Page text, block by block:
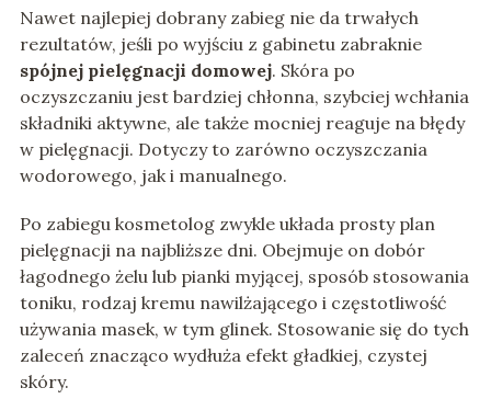
Nawet najlepiej dobrany zabieg nie da trwałych
rezultatów, jeśli po wyjściu z gabinetu zabraknie
spójnej pielęgnacji domowej. Skóra po
oczyszczaniu jest bardziej chłonna, szybciej wchłania
składniki aktywne, ale także mocniej reaguje na błędy
w pielęgnacji. Dotyczy to zarówno oczyszczania
wodorowego, jak i manualnego.
Po zabiegu kosmetolog zwykle układa prosty plan
pielęgnacji na najbliższe dni. Obejmuje on dobór
łagodnego żelu lub pianki myjącej, sposób stosowania
toniku, rodzaj kremu nawilżającego i częstotliwość
używania masek, w tym glinek. Stosowanie się do tych
zaleceń znacząco wydłuża efekt gładkiej, czystej
skóry.